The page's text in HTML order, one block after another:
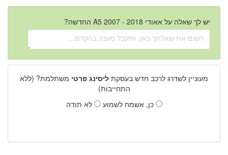
יש לך שאלה על אאודי A5 2007 - 2018 החדשה?
מעוניין לשדרג לרכב חדש בעסקת ליסינג פרטי משתלמת? (ללא
התחייבות)
כן, אשמח לשמוע
לא תודה